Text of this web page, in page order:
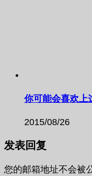
你可能会喜欢上
2015/08/26
发表回复
您的邮箱地址不会被